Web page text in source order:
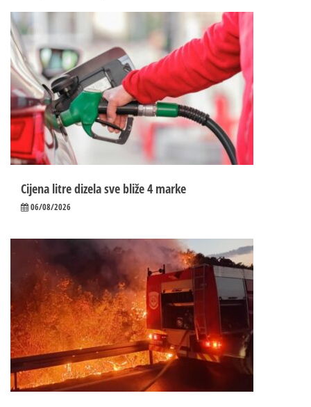
Cijena litre dizela sve bliže 4 marke
06/08/2026